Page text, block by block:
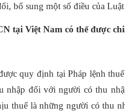
bổ sung một số điều của
tại Việt Nam có thể được
quy định tại Pháp lệnh
nhập đối với người có thu
thuế là những người có thu